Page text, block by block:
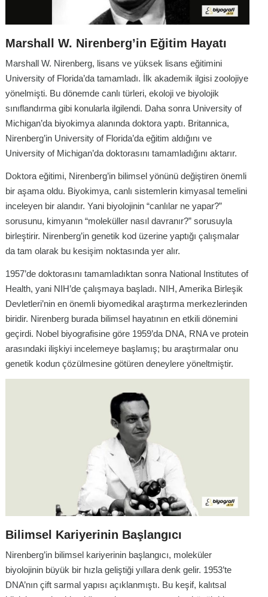
Marshall W. Nirenberg’in Eğitim Hayatı
Marshall W. Nirenberg, lisans ve yüksek lisans eğitimini
University of Florida’da tamamladı. İlk akademik ilgisi zoolojiye
yönelmişti. Bu dönemde canlı türleri, ekoloji ve biyolojik
sınıflandırma gibi konularla ilgilendi. Daha sonra University of
Michigan’da biyokimya alanında doktora yaptı. Britannica,
Nirenberg’in University of Florida’da eğitim aldığını ve
University of Michigan’da doktorasını tamamladığını aktarır.
Doktora eğitimi, Nirenberg’in bilimsel yönünü değiştiren önemli
bir aşama oldu. Biyokimya, canlı sistemlerin kimyasal temelini
inceleyen bir alandır. Yani biyolojinin “canlılar ne yapar?”
sorusunu, kimyanın “moleküller nasıl davranır?” sorusuyla
birleştirir. Nirenberg’in genetik kod üzerine yaptığı çalışmalar
da tam olarak bu kesişim noktasında yer alır.
1957’de doktorasını tamamladıktan sonra National Institutes of
Health, yani NIH’de çalışmaya başladı. NIH, Amerika Birleşik
Devletleri’nin en önemli biyomedikal araştırma merkezlerinden
biridir. Nirenberg burada bilimsel hayatının en etkili dönemini
geçirdi. Nobel biyografisine göre 1959’da DNA, RNA ve protein
arasındaki ilişkiyi incelemeye başlamış; bu araştırmalar onu
genetik kodun çözülmesine götüren deneylere yöneltmiştir.
Bilimsel Kariyerinin Başlangıcı
Nirenberg’in bilimsel kariyerinin başlangıcı, moleküler
biyolojinin büyük bir hızla geliştiği yıllara denk gelir. 1953’te
DNA’nın çift sarmal yapısı açıklanmıştı. Bu keşif, kalıtsal